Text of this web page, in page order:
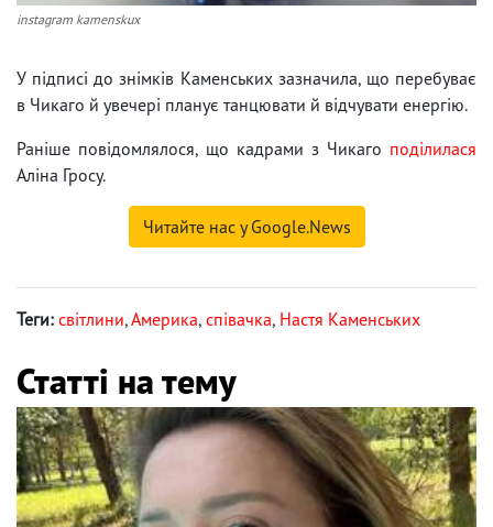
instagram kamenskux
У підписі до знімків Каменських зазначила, що перебуває
в Чикаго й увечері планує танцювати й відчувати енергію.
Раніше повідомлялося, що кадрами з Чикаго поділилася
Аліна Гросу.
Читайте нас у Google.News
Теги: світлини,Америка, співачка, Настя Каменських
Статті на тему